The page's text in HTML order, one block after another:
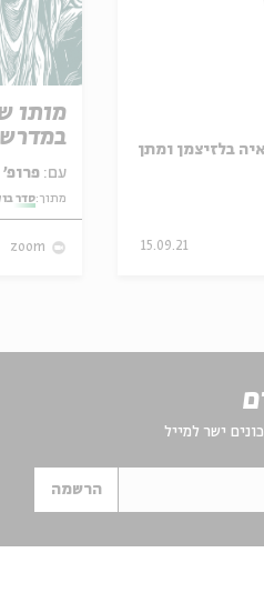
בלזיצמן ומתן
15.09.21
מותו
עם: פרופ' אביגדור שנאן
מתוך:סדר
zoom
ישר למייל
הרשמה